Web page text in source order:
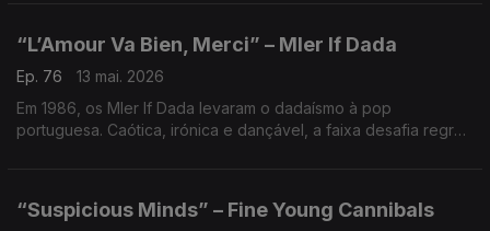
“L’Amour Va Bien, Merci” – Mler If Dada
Ep. 76
13 mai. 2026
Em 1986, os Mler If Dada levaram o dadaísmo à pop
portuguesa. Caótica, irónica e dançável, a faixa desafia regras
“Suspicious Minds” – Fine Young Cannibals